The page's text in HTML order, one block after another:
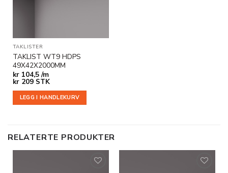
TAKLISTER
TAKLIST WT9 HDPS
49X42X2000MM
kr104,5 /m
kr209 STK
LEGG I HANDLEKURV
RELATERTE PRODUKTER